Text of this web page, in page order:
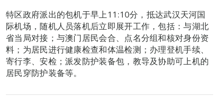
特区政府派出的包机于早上11:10分，抵达武汉天河国
际机场，随机人员落机后立即展开工作，包括：与湖北
省当局对接；与澳门居民会合、点名分组和核对身份资
料；为居民进行健康检查和体温检测；办理登机手续、
寄行李、安检；派发防护装备包，教导及协助可上机的
居民穿防护装备等。